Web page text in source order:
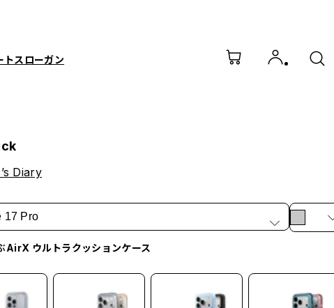
トスローガン
Diary
17 Pro
AirX ウルトラクッションケース